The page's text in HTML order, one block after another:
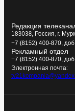
Редакция
183038, Россия, г.
+7 (8152) 400-870,
Рекламный отдел
+7 (8152) 400-870,
Электронная почта: